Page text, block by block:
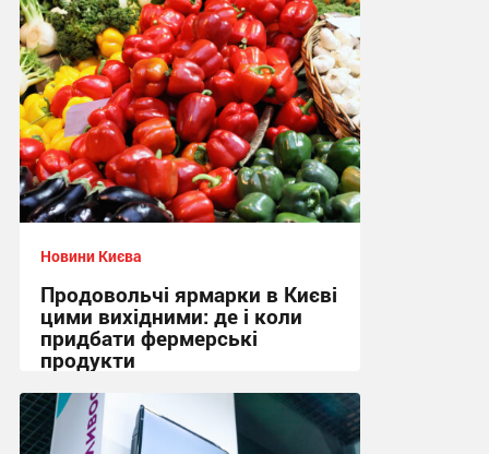
Новини Києва
Продовольчі ярмарки в Києві
цими вихідними: де і коли
придбати фермерські
продукти
00:29 сьогодні